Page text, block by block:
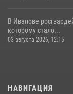
В Иванове
которому стало...
03 августа 2026, 12:15
НАВИГАЦИЯ